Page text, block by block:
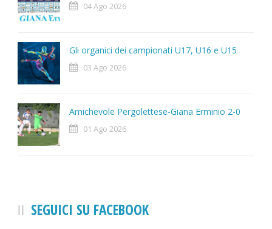
04 Ago 2026
Gli organici dei campionati U17, U16 e U15
03 Ago 2026
Amichevole Pergolettese-Giana Erminio 2-0
01 Ago 2026
SEGUICI SU FACEBOOK